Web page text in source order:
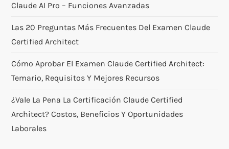
Claude AI Pro – Funciones Avanzadas
Las 20 Preguntas Más Frecuentes Del Examen Claude
Certified Architect
Cómo Aprobar El Examen Claude Certified Architect:
Temario, Requisitos Y Mejores Recursos
¿Vale La Pena La Certificación Claude Certified
Architect? Costos, Beneficios Y Oportunidades
Laborales